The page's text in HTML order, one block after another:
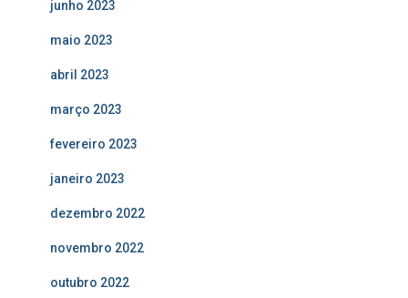
junho 2023
maio 2023
abril 2023
março 2023
fevereiro 2023
janeiro 2023
dezembro 2022
novembro 2022
outubro 2022